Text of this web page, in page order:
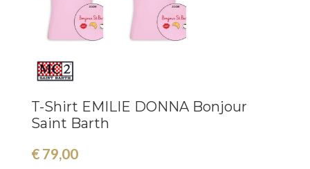
T-Shirt EMILIE DONNA Bonjour
Saint Barth
€ 79,00